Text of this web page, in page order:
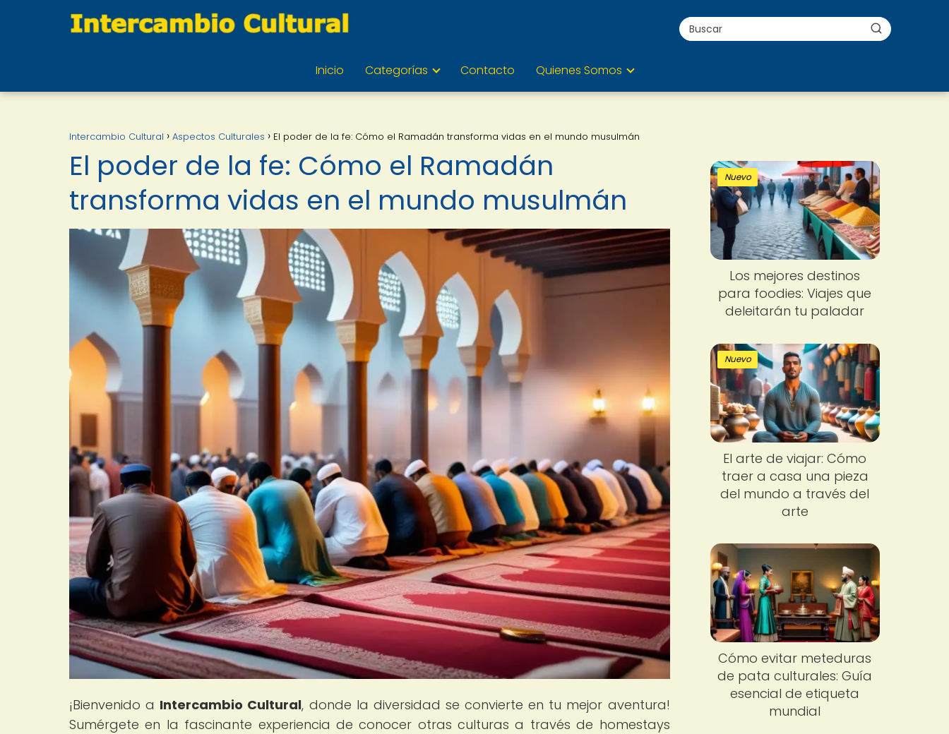
Inicio Categorías Contacto Quienes Somos
Intercambio Cultural Aspectos Culturales El poder de la fe: Cómo el Ramadán transforma vidas en el mundo musulmán
El poder de la fe: Cómo el Ramadán
transforma vidas en el mundo musulmán
¡Bienvenido a Intercambio Cultural, donde la diversidad se convierte en tu mejor aventura!
Sumérgete en la fascinante experiencia de conocer otras culturas a través de homestays
Nuevo
Los mejores destinos
para foodies: Viajes que
deleitarán tu paladar
Nuevo
El arte de viajar: Cómo
traer a casa una pieza
del mundo a través del
arte
Cómo evitar meteduras
de pata culturales: Guía
esencial de etiqueta
mundial